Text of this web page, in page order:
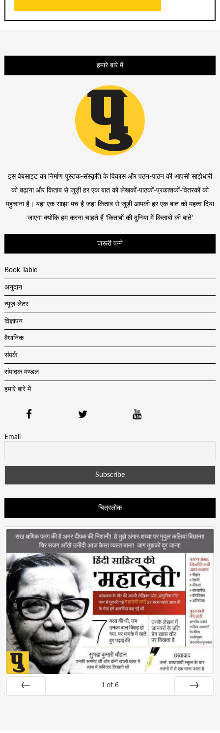
हमारे बारे में
इस वेबसाइट का निर्माण पुस्तक-संस्कृति के विकास और पठन-पाठन की आपसी साझेधारी
को बढ़ाना और किताब से जुड़ी हर एक बात को लेखकों-पाठकों-प्रकाशकों-वितरकों को
पहुंचाना है। यहा एक साझा मंच है जहां किताब से जुड़ी आपकी हर एक बात को महत्व दिया
जाएगा क्योंकि हम करना चाहते हैं ‘किताबों की दुनिया में किताबों की बातें’
जरूरी पन्ने
Book Table
अनुदान
न्यूज़ लेटर
विज्ञापन
वैधानिक
संपर्क
संपादक मण्डल
हमारे बारे में
Email
चित्रलोक
1 of 6